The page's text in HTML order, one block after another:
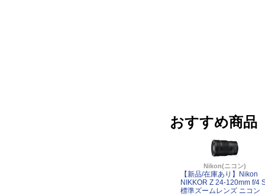
おすすめ商品
Nikon(ニコン)
【新品/在庫あり】Nikon
NIKKOR Z 24-120mm f/4
標準ズームレンズ ニコン